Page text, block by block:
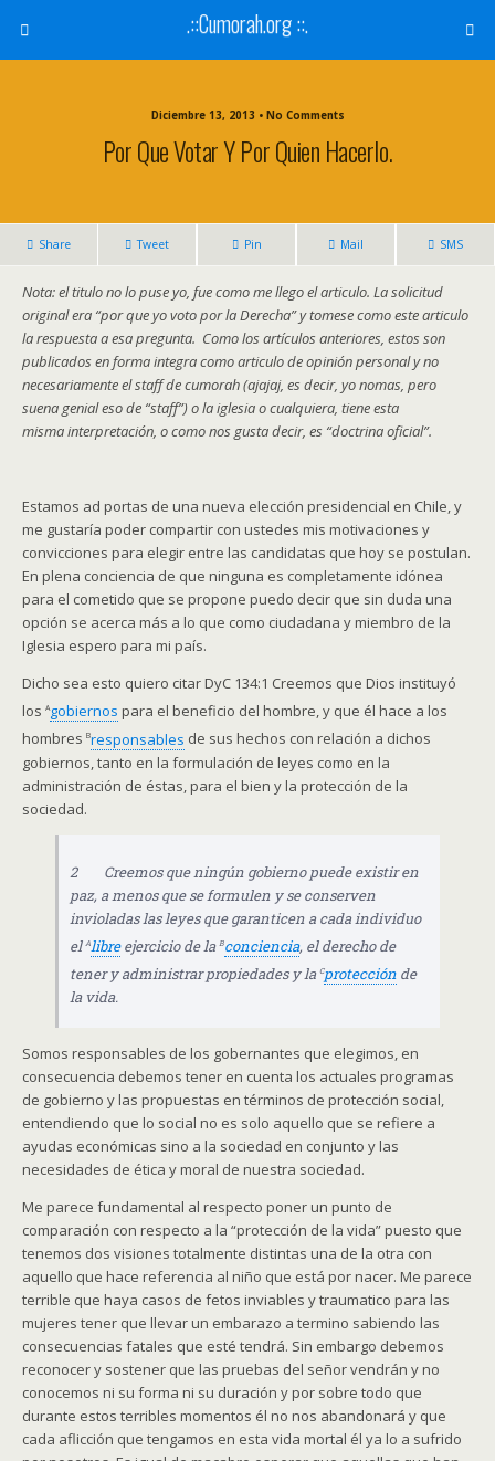
.::Cumorah.org ::.
Diciembre 13, 2013 • No Comments
Por Que Votar Y Por Quien Hacerlo.
Share Tweet Pin Mail SMS
Nota: el titulo no lo puse yo, fue como me llego el articulo. La solicitud
original era “por que yo voto por la Derecha” y tomese como este articulo
la respuesta a esa pregunta. Como los artículos anteriores, estos son
publicados en forma integra como articulo de opinión personal y no
necesariamente el staff de cumorah (ajajaj, es decir, yo nomas, pero
suena genial eso de “staff”) o la iglesia o cualquiera, tiene esta
misma interpretación, o como nos gusta decir, es “doctrina oficial”.
Estamos ad portas de una nueva elección presidencial en Chile, y
me gustaría poder compartir con ustedes mis motivaciones y
convicciones para elegir entre las candidatas que hoy se postulan.
En plena conciencia de que ninguna es completamente idónea
para el cometido que se propone puedo decir que sin duda una
opción se acerca más a lo que como ciudadana y miembro de la
Iglesia espero para mi país.
Dicho sea esto quiero citar DyC 134:1 Creemos que Dios instituyó
los agobiernos para el beneficio del hombre, y que él hace a los
hombres bresponsables de sus hechos con relación a dichos
gobiernos, tanto en la formulación de leyes como en la
administración de éstas, para el bien y la protección de la
sociedad.
2 Creemos que ningún gobierno puede existir en
paz, a menos que se formulen y se conserven
invioladas las leyes que garanticen a cada individuo
elalibreejercicio de labconciencia, el derecho de
tener y administrar propiedades y lacprotección de
la vida.
Somos responsables de los gobernantes que elegimos, en
consecuencia debemos tener en cuenta los actuales programas
de gobierno y las propuestas en términos de protección social,
entendiendo que lo social no es solo aquello que se refiere a
ayudas económicas sino a la sociedad en conjunto y las
necesidades de ética y moral de nuestra sociedad.
Me parece fundamental al respecto poner un punto de
comparación con respecto a la “protección de la vida” puesto que
tenemos dos visiones totalmente distintas una de la otra con
aquello que hace referencia al niño que está por nacer. Me parece
terrible que haya casos de fetos inviables y traumatico para las
mujeres tener que llevar un embarazo a termino sabiendo las
consecuencias fatales que esté tendrá. Sin embargo debemos
reconocer y sostener que las pruebas del señor vendrán y no
conocemos ni su forma ni su duración y por sobre todo que
durante estos terribles momentos él no nos abandonará y que
cada aflicción que tengamos en esta vida mortal él ya lo a sufrido